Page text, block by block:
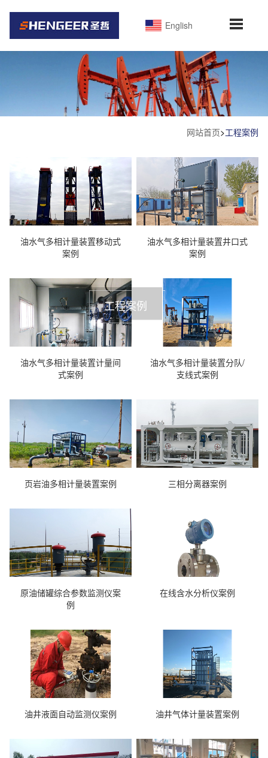
English
工程案例
网站首页>工程案例
油水气多相计量装置移动式
案例
油水气多相计量装置井口式
案例
油水气多相计量装置计量间
式案例
油水气多相计量装置分队/
支线式案例
页岩油多相计量装置案例 三相分离器案例
原油储罐综合参数监测仪案
例
在线含水分析仪案例
油井液面自动监测仪案例 油井气体计量装置案例